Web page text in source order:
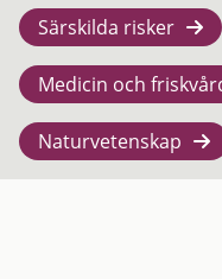
Särskilda risker
Medicin och
Naturvetenskap